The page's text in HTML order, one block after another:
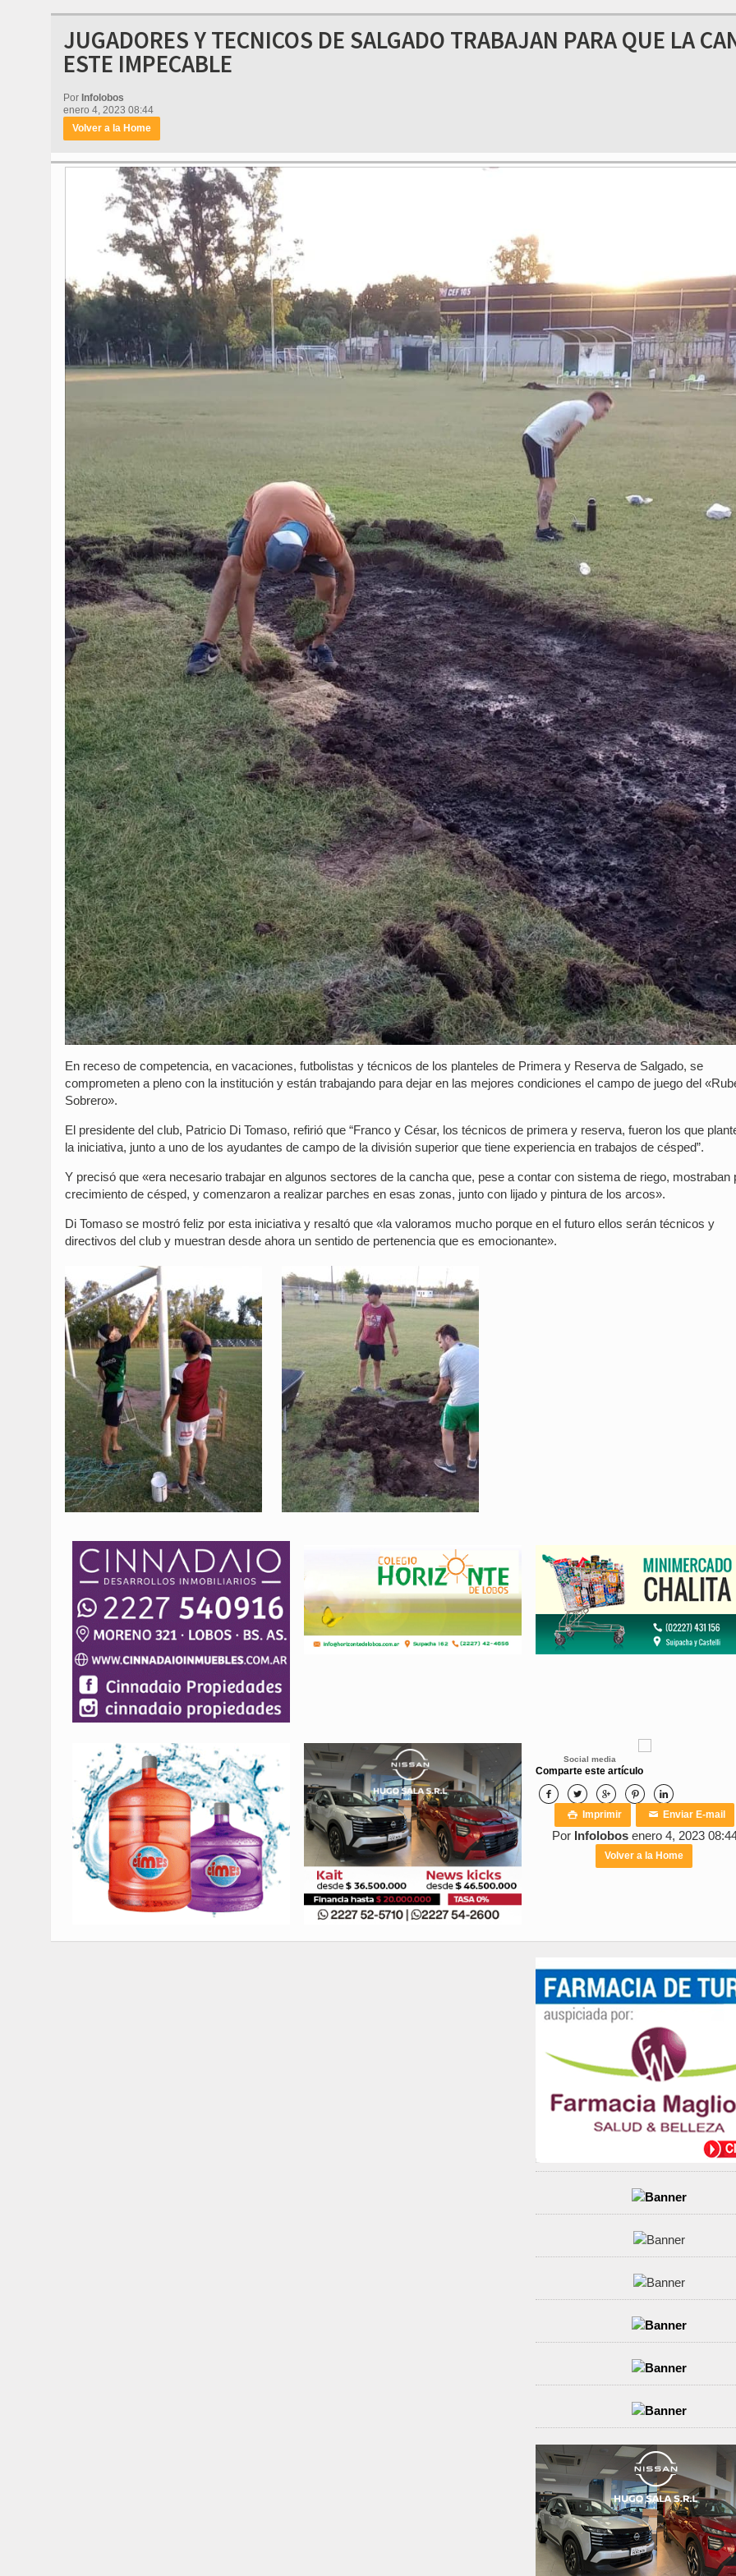
JUGADORES Y TECNICOS DE SALGADO TRABAJAN PARA QUE LA
ESTE IMPECABLE
Por Infolobos
enero 4, 2023 08:44
Volver a la Home
En receso de competencia, en vacaciones, futbolistas y técnicos de los planteles de Primera y Reserva de Salgado, se
comprometen a pleno con la institución y están trabajando para dejar en las mejores condiciones el campo de juego del
Sobrero».
El presidente del club, Patricio Di Tomaso, refirió que “Franco y César, los técnicos de primera y reserva, fueron los que
la iniciativa, junto a uno de los ayudantes de campo de la división superior que tiene experiencia en trabajos de césped”.
Y precisó que «era necesario trabajar en algunos sectores de la cancha que, pese a contar con sistema de riego, mostraban
crecimiento de césped, y comenzaron a realizar parches en esas zonas, junto con lijado y pintura de los arcos».
Di Tomaso se mostró feliz por esta iniciativa y resaltó que «la valoramos mucho porque en el futuro ellos serán técnicos y
directivos del club y muestran desde ahora un sentido de pertenencia que es emocionante».
Social media
Comparte este artículo
    
Imprimir ✉Enviar E-mail
Por Infolobos enero 4, 2023
Volver a la Home